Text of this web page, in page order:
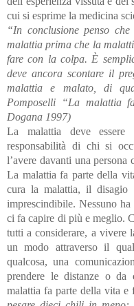
cui si esprime la medicina
“In conclusione penso
malattia prima che la
fare con la colpa. È
deve ancora scontare il
malattia e malato, di
Pomposelli “La malattia
Dogana 1997)
La malattia deve
responsabilità di chi si
l’avere davanti una persona
La malattia fa parte della
cura la malattia, il disagio
imprescindibile. Nessuno
ci fa capire di più e meglio.
tutti a considerare, a vivere
un modo attraverso il
qualcosa, una
prendere le distanze o da
malattia fa parte della vita e